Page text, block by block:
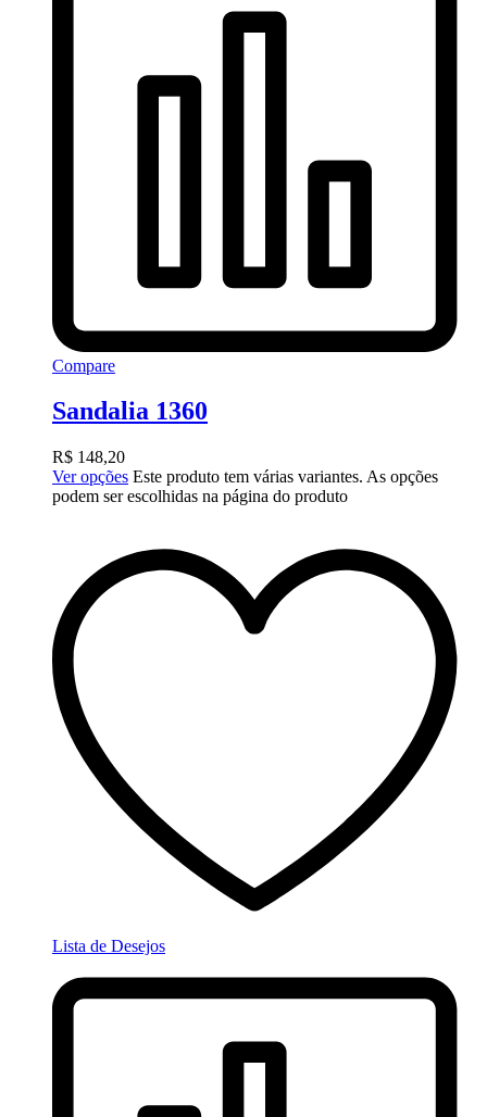
Compare
Sandalia 1360
R$ 148,20
Ver opções Este produto tem várias variantes. As opções
podem ser escolhidas na página do produto
Lista de Desejos